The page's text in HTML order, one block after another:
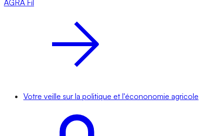
AGRA Fil
Votre veille sur la politique et l'écononomie agricole